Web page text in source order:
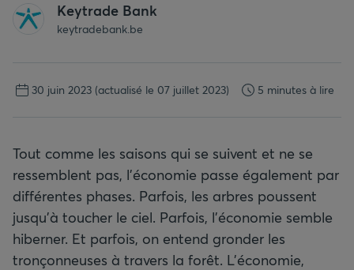
Keytrade Bank
keytradebank.be
30 juin 2023 (actualisé le 07 juillet 2023) 5 minutes à lire
Tout comme les saisons qui se suivent et ne se
ressemblent pas, l’économie passe également par
différentes phases. Parfois, les arbres poussent
jusqu’à toucher le ciel. Parfois, l’économie semble
hiberner. Et parfois, on entend gronder les
tronçonneuses à travers la forêt. L’économie,